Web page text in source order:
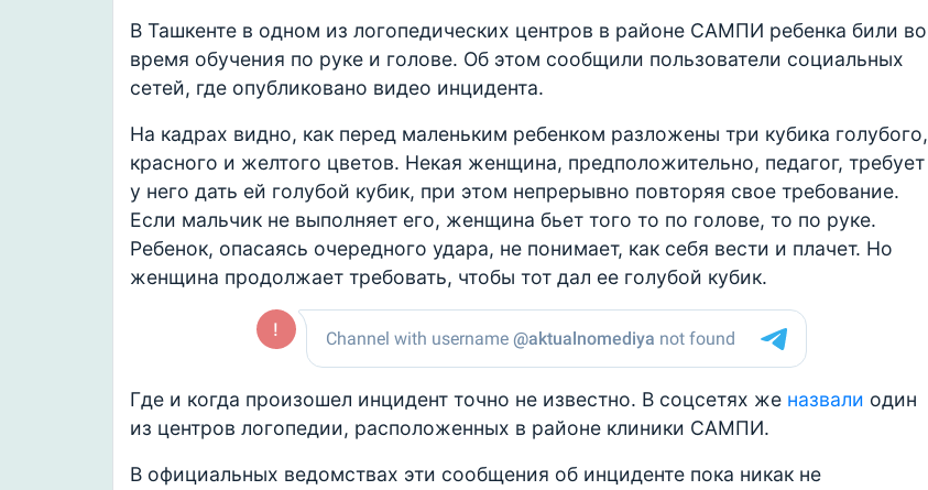
В Ташкенте в одном из логопедических центров в районе САМПИ ребенка били во
время обучения по руке и голове. Об этом сообщили пользователи социальных
сетей, где опубликовано видео инцидента.
На кадрах видно, как перед маленьким ребенком разложены три кубика голубого,
красного и желтого цветов. Некая женщина, предположительно, педагог, требует
у него дать ей голубой кубик, при этом непрерывно повторяя свое требование.
Если мальчик не выполняет его, женщина бьет того то по голове, то по руке.
Ребенок, опасаясь очередного удара, не понимает, как себя вести и плачет. Но
женщина продолжает требовать, чтобы тот дал ее голубой кубик.
Где и когда произошел инцидент точно не известно. В соцсетях же назвали один
из центров логопедии, расположенных в районе клиники САМПИ.
В официальных ведомствах эти сообщения об инциденте пока никак не